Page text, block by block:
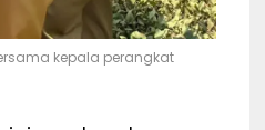
kepala perangkat